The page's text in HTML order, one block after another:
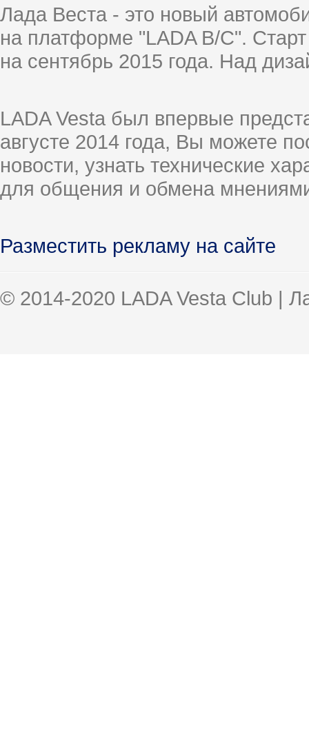
Лада Веста - это новый
на платформе "LADA B/C".
на сентябрь 2015 года. Над
LADA Vesta был впервые
августе 2014 года, Вы можете
новости, узнать технические
для общения и обмена
Разместить рекламу на сайте
© 2014-2020 LADA Vesta Club |